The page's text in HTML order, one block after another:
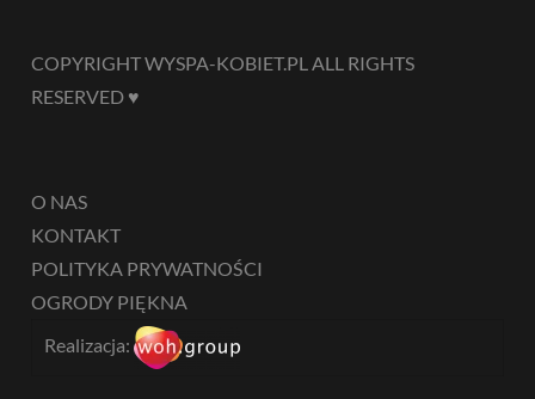
COPYRIGHT WYSPA-KOBIET.PL ALL RIGHTS
RESERVED ♥
O NAS
KONTAKT
POLITYKA PRYWATNOŚCI
OGRODY PIĘKNA
Realizacja: